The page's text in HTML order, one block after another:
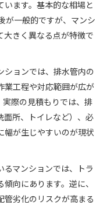
います。基本的な相場と
が一般的ですが、マンシ
大きく異なる点が特徴で
ションでは、排水管内の
業工程や対応範囲が広が
実際の見積もりでは、排
面所、トイレなど）、必
幅が生じやすいのが現状
るマンションでは、トラ
向にあります。逆に、
管劣化のリスクが高まる